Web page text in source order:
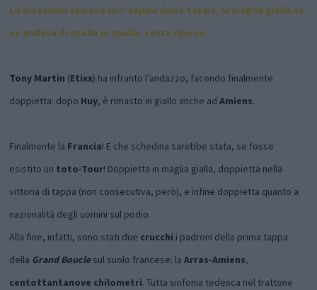
Lo dicevamo appena ieri: tappa dopo tappa, la maglia gialla se
ne andava di spalla in spalla, senza riposo.
Tony Martin (Etixx) ha infranto l’andazzo, facendo finalmente
doppietta: dopo Huy, è rimasto in giallo anche adAmiens.
Finalmente la Francia! E che schedina sarebbe stata, se fosse
esistito un toto-Tour! Doppietta in maglia gialla, doppietta nella
vittoria di tappa (non consecutiva, però), e infine doppietta quanto a
nazionalità degli uomini sul podio.
Alla fine, infatti, sono stati due crucchi i padroni della prima tappa
della Grand Bouclesul suolo francese: laArras-Amiens,
centottantanove chilometri. Tutta sinfonia tedesca nel trattone